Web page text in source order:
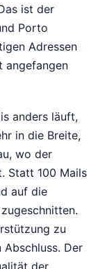
ist der
Porto
Adressen
angefangen
anders läuft,
in die Breite,
wo der
Statt 100 Mails
auf die
zu
Abschluss. Der
der